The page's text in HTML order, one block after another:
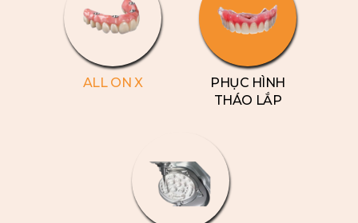
ALL ON X
PHỤC HÌNH
THÁO LẮP